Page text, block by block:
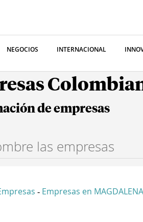
NEGOCIOS INTERNACIONAL
de empresas
- Empresas en MAGDALENA